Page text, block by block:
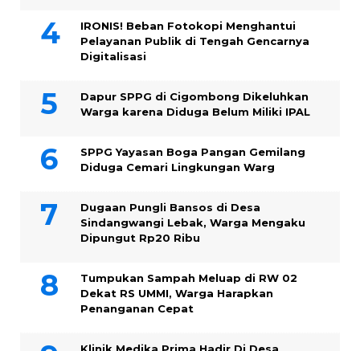
IRONIS! Beban Fotokopi Menghantui
Pelayanan Publik di Tengah Gencarnya
Digitalisasi
Dapur SPPG di Cigombong Dikeluhkan
Warga karena Diduga Belum Miliki IPAL
SPPG Yayasan Boga Pangan Gemilang
Diduga Cemari Lingkungan Warg
Dugaan Pungli Bansos di Desa
Sindangwangi Lebak, Warga Mengaku
Dipungut Rp20 Ribu
Tumpukan Sampah Meluap di RW 02
Dekat RS UMMI, Warga Harapkan
Penanganan Cepat
Klinik Medika Prima Hadir Di Desa